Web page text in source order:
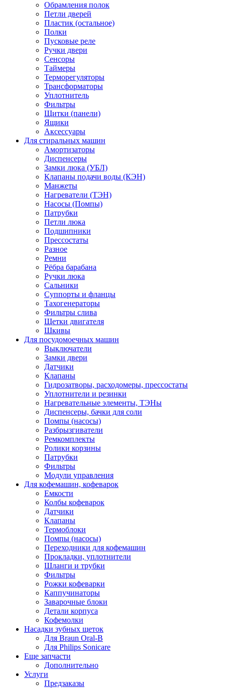
Обрамления полок
Петли дверей
Пластик (остальное)
Полки
Пусковые реле
Ручки двери
Сенсоры
Таймеры
Терморегуляторы
Трансформаторы
Уплотнитель
Фильтры
Щитки (панели)
Ящики
Аксессуары
Для стиральных машин
Амортизаторы
Диспенсеры
Замки люка (УБЛ)
Клапаны подачи воды (КЭН)
Манжеты
Нагреватели (ТЭН)
Насосы (Помпы)
Патрубки
Петли люка
Подшипники
Прессостаты
Разное
Ремни
Рёбра барабана
Ручки люка
Сальники
Суппорты и фланцы
Тахогенераторы
Фильтры слива
Щетки двигателя
Шкивы
Для посудомоечных машин
Выключатели
Замки двери
Датчики
Клапаны
Гидрозатворы, расходомеры, прессостаты
Уплотнители и резинки
Нагревательные элементы, ТЭНы
Диспенсеры, бачки для соли
Помпы (насосы)
Разбрызгиватели
Ремкомплекты
Ролики корзины
Патрубки
Фильтры
Модули управления
Для кофемашин, кофеварок
Емкости
Колбы кофеварок
Датчики
Клапаны
Термоблоки
Помпы (насосы)
Переходники для кофемашин
Прокладки, уплотнители
Шланги и трубки
Фильтры
Рожки кофеварки
Каппучинаторы
Заварочные блоки
Детали корпуса
Кофемолки
Насадки зубных щеток
Для Braun Oral-B
Для Philips Sonicare
Еще запчасти
Дополнительно
Услуги
Предзаказы